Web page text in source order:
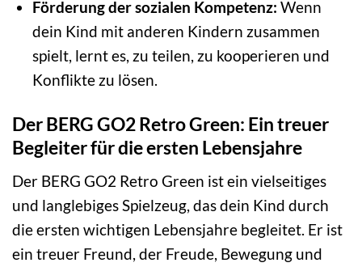
Förderung der sozialen Kompetenz: Wenn
dein Kind mit anderen Kindern zusammen
spielt, lernt es, zu teilen, zu kooperieren und
Konflikte zu lösen.
Der BERG GO2 Retro Green: Ein treuer
Begleiter für die ersten Lebensjahre
Der BERG GO2 Retro Green ist ein vielseitiges
und langlebiges Spielzeug, das dein Kind durch
die ersten wichtigen Lebensjahre begleitet. Er ist
ein treuer Freund, der Freude, Bewegung und